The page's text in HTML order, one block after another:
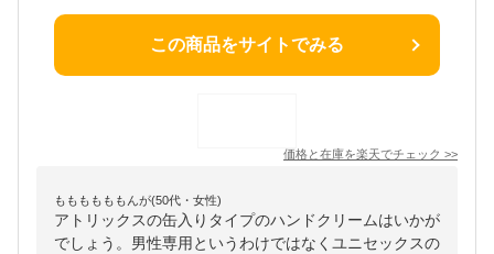
この商品をサイトでみる
価格と在庫を楽天でチェック >>
ももももももんが(50代・女性)
アトリックスの缶入りタイプのハンドクリームはいかが
でしょう。男性専用というわけではなくユニセックスの